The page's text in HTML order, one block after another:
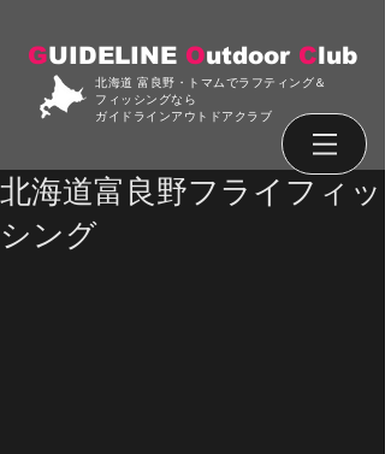
GUIDELINE Outdoor Club
北海道 富良野・トマムでラフティング＆
フィッシングなら
ガイドラインアウトドアクラブ
北海道富良野フライフィッ
シング